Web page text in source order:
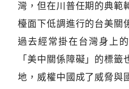
灣，但在川普任期的典範
檯面下低調進行的台美關
過去經常掛在台灣身上
「美中關係障礙」的標
地，威權中國成了威脅與